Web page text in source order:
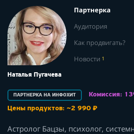
Наталья Пугачева
Партнерка
Аудитория
Как продвигать?
Новости 1
ПАРТНЕРКА НА ИНФОХИТ
Комиссия:
Цены продуктов: ~2 990 ₽
Астролог Бацзы, психолог,